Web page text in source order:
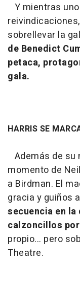
Y mientras
sobrellevar la
de Benedict
petaca,
gala.
HARRIS SE
Además de su
momento de
a Birdman. El
gracia y guiños
secuencia en la
calzoncillos
propio... pero
Theatre.